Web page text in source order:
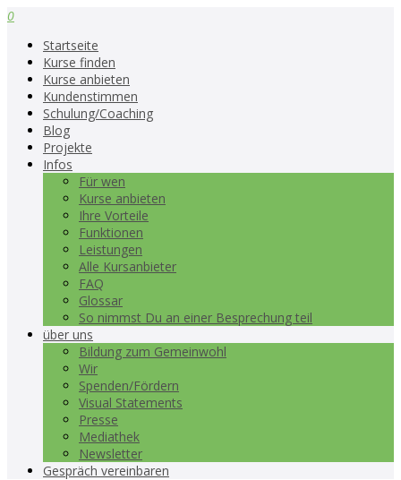
0
Startseite
Kurse finden
Kurse anbieten
Kundenstimmen
Schulung/Coaching
Blog
Projekte
Infos
Für wen
Kurse anbieten
Ihre Vorteile
Funktionen
Leistungen
Alle Kursanbieter
FAQ
Glossar
So nimmst Du an einer Besprechung teil
über uns
Bildung zum Gemeinwohl
Wir
Spenden/Fördern
Visual Statements
Presse
Mediathek
Newsletter
Gespräch vereinbaren